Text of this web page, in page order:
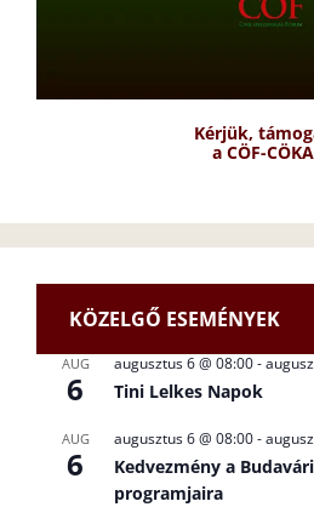
Kérjük,
a CÖF-
KÖZELGŐ ESEMÉNYEK
AUG
6
augusztus 6 @ 08:00-
Tini Lelkes Napok
AUG
6
augusztus 6 @ 08:00-
Kedvezmény a
programjaira